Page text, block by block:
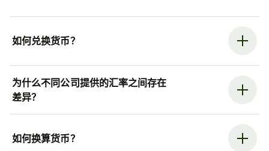
如何兑换货币？
为什么不同公司提供的汇率之间存在
差异？
如何换算货币？